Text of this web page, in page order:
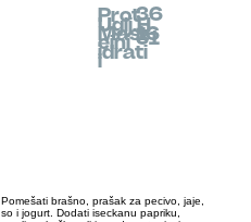
Prot
eini
Uglj.H
idrati
36
Mast
i
31
16
Pomešati brašno, prašak za pecivo, jaje,
so i jogurt. Dodati iseckanu papriku,